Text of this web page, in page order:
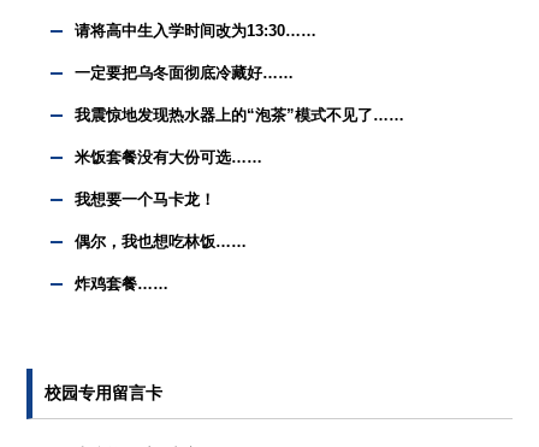
请将高中生入学时间改为13:30……
一定要把乌冬面彻底冷藏好……
我震惊地发现热水器上的“泡茶”模式不见了……
米饭套餐没有大份可选……
我想要一个马卡龙！
偶尔，我也想吃林饭……
炸鸡套餐……
校园专用留言卡